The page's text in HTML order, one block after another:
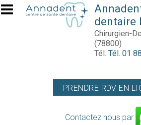
Aller au contenu principal
dentaire
Chirurgien-
(78800)
Tél.Tél. 01
PRENDRE RDV EN
Contactez nous par